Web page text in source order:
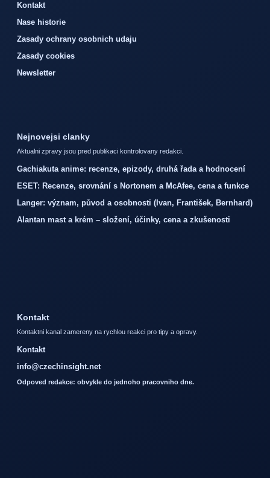
Kontakt
Nase historie
Zasady ochrany osobnich udaju
Zasady cookies
Newsletter
Nejnovejsi clanky
Aktualni zpravy jsou pred publikaci kontrolovany redakci.
Gachiakuta anime: recenze, epizody, druhá řada a hodnocení
ESET: Recenze, srovnání s Nortonem a McAfee, cena a funkce
Langer: význam, původ a osobnosti (Ivan, František, Bernhard)
Alantan mast a krém – složení, účinky, cena a zkušenosti
Kontakt
Kontaktni kanal zamereny na rychlou reakci pro tipy a opravy.
Kontakt
info@czechinsight.net
Odpoved redakce: obvykle do jednoho pracovniho dne.